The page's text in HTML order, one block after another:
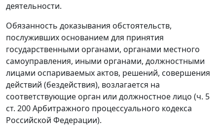
деятельности.
Обязанность доказывания обстоятельств,
послуживших основанием для принятия
государственными органами, органами местного
самоуправления, иными органами, должностными
лицами оспариваемых актов, решений, совершения
действий (бездействия), возлагается на
соответствующие орган или должностное лицо (ч. 5
ст. 200Арбитражного процессуального кодекса
Российской Федерации).